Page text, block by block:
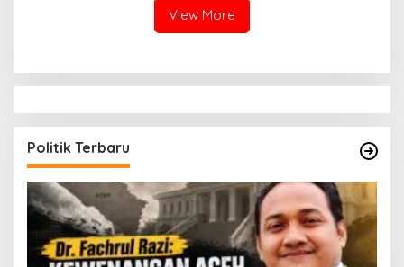
View More
Politik Terbaru